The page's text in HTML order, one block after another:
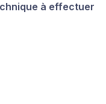
à effectuer